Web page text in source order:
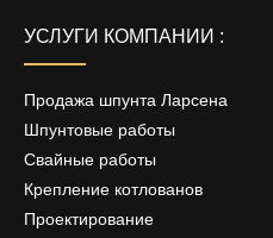
УСЛУГИ КОМПАНИИ :
Продажа шпунта Ларсена
Шпунтовые работы
Свайные работы
Крепление котлованов
Проектирование